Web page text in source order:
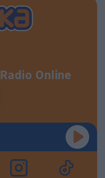
Radio Online